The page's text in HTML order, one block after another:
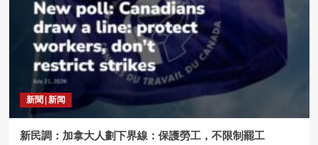
新聞 | 新闻
新民調：加拿大人劃下界線：保護勞工，不限制罷工